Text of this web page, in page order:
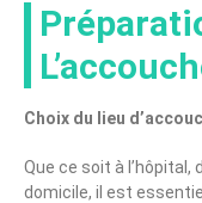
Choix du lieu
Que ce soit à l’hôpital,
domicile, il est